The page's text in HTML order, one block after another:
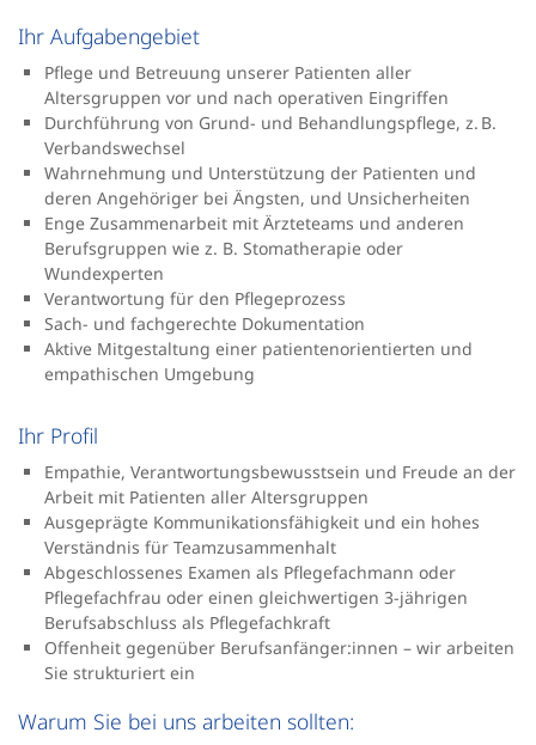
Ihr Aufgabengebiet
Pflege und Betreuung unserer Patienten aller
Altersgruppen vor und nach operativen Eingriffen
Durchführung von Grund- und Behandlungspflege, z. B.
Verbandswechsel
Wahrnehmung und Unterstützung der Patienten und
deren Angehöriger bei Ängsten, und Unsicherheiten
Enge Zusammenarbeit mit Ärzteteams und anderen
Berufsgruppen wie z. B. Stomatherapie oder
Wundexperten
Verantwortung für den Pflegeprozess
Sach- und fachgerechte Dokumentation
Aktive Mitgestaltung einer patientenorientierten und
empathischen Umgebung
Ihr Profil
Empathie, Verantwortungsbewusstsein und Freude an der
Arbeit mit Patienten aller Altersgruppen
Ausgeprägte Kommunikationsfähigkeit und ein hohes
Verständnis für Teamzusammenhalt
Abgeschlossenes Examen als Pflegefachmann oder
Pflegefachfrau oder einen gleichwertigen 3-jährigen
Berufsabschluss als Pflegefachkraft
Offenheit gegenüber Berufsanfänger:innen – wir arbeiten
Sie strukturiert ein
Warum Sie bei uns arbeiten sollten: